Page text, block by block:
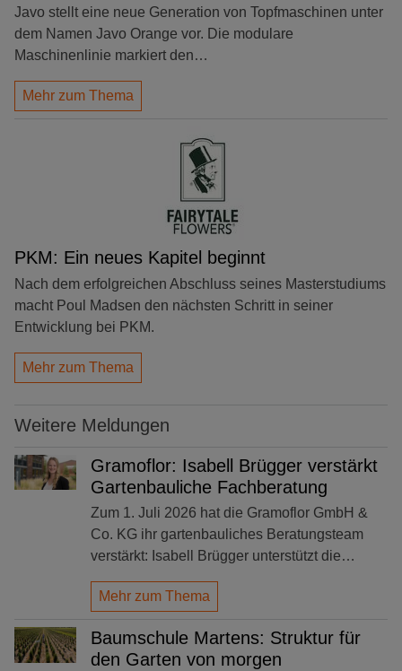
Javo stellt eine neue Generation von Topfmaschinen unter
dem Namen Javo Orange vor. Die modulare
Maschinenlinie markiert den…
Mehr zum Thema
PKM: Ein neues Kapitel beginnt
Nach dem erfolgreichen Abschluss seines Masterstudiums
macht Poul Madsen den nächsten Schritt in seiner
Entwicklung bei PKM.
Mehr zum Thema
Weitere Meldungen
Gramoflor: Isabell Brügger verstärkt
Gartenbauliche Fachberatung
Zum 1. Juli 2026 hat die Gramoflor GmbH &
Co. KG ihr gartenbauliches Beratungsteam
verstärkt: Isabell Brügger unterstützt die…
Mehr zum Thema
Baumschule Martens: Struktur für
den Garten von morgen